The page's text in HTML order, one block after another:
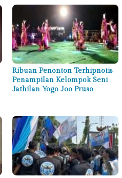
Ribuan Penonton Terhipnotis
Penampilan Kelompok Seni
Jathilan Yogo Joo Pruso